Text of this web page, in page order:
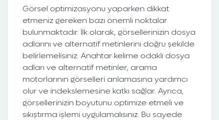
Görsel optimizasyonu yaparken dikkat
etmeniz gereken bazı önemli noktalar
bulunmaktadır. İlk olarak, görsellerinizin dosya
adlarını ve alternatif metinlerini doğru şekilde
belirlemelisiniz. Anahtar kelime odaklı dosya
adları ve alternatif metinler, arama
motorlarının görselleri anlamasına yardımcı
olur ve indekslemesine katkı sağlar. Ayrıca,
görsellerinizin boyutunu optimize etmeli ve
sıkıştırma işlemi uygulamalısınız. Bu sayede